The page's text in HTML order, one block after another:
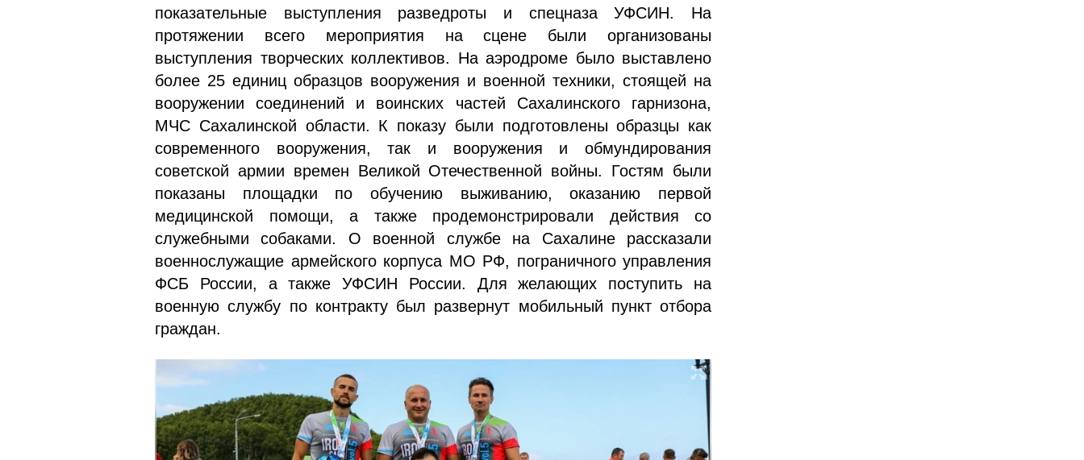
показательные выступления разведроты и спецназа УФСИН. На
протяжении всего мероприятия на сцене были организова­ны
выступления творческих коллективов. На аэродроме было выставлено
более 25 единиц образцов вооружения и военной техники, стоящей на
вооружении соеди­нений и воинских частей Сахалинского гарнизона,
МЧС Сахалинской области. К показу были подготовлены образцы как
современного вооружения, так и во­оружения и обмундирования
советской армии времен Великой Отечественной войны. Гостям были
показаны площадки по обучению выживанию, оказанию пер­вой
медицинской помощи, а также проде­монстрировали действия со
служебными собаками. О военной службе на Сахалине рассказали
военнослужащие армейского корпуса МО РФ, пограничного управле­ния
ФСБ России, а также УФСИН России. Для желающих поступить на
военную службу по контракту был развернут мо­бильный пункт отбора
граждан.